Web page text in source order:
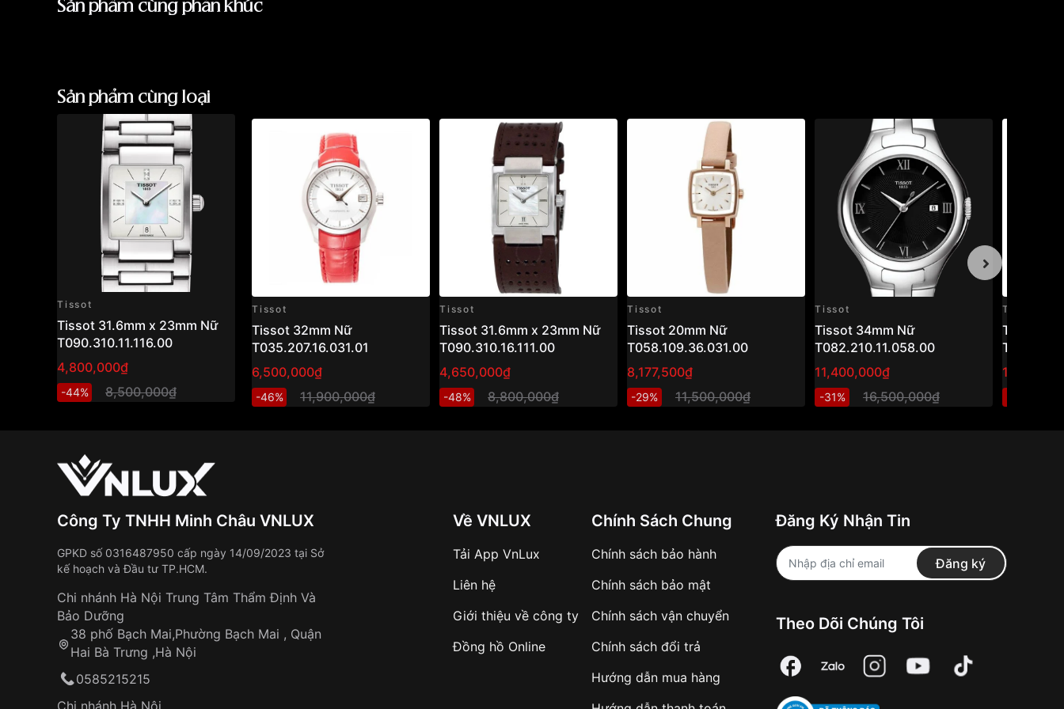
Sản phẩm cùng phân khúc
Sản phẩm cùng loại
Tissot
Tissot 31.6mm x 23mm Nữ
T090.310.11.116.00
4,800,000₫
-44% 8,500,000₫
Tissot
Tissot 32mm Nữ
T035.207.16.031.01
6,500,000₫
-46% 11,900,000₫
Tissot
Tissot 31.6mm x 23mm Nữ
T090.310.16.111.00
4,650,000₫
-48% 8,800,000₫
Tissot
Tissot 20mm Nữ
T058.109.36.031.00
8,177,500₫
-29% 11,500,000₫
Tissot
Tissot 34mm Nữ
T082.210.11.058.00
11,400,000₫
-31% 16,500,000₫
Tissot
Tissot
Công Ty TNHH Minh Châu VNLUX
GPKD số 0316487950 cấp ngày 14/09/2023 tại Sở
kế hoạch và Đầu tư TP.HCM.
Chi nhánh Hà Nội Trung Tâm Thẩm Định Và
Bảo Dưỡng
38 phố Bạch Mai,Phường Bạch Mai , Quận
Hai Bà Trưng ,Hà Nội
0585215215
Chi nhánh Hà Nội
Về VNLUX
Tải App VnLux
Liên hệ
Giới thiệu về công ty
Đồng hồ Online
Chính Sách Chung
Chính sách bảo hành
Chính sách bảo mật
Chính sách vận chuyển
Chính sách đổi trả
Hướng dẫn mua hàng
Đăng Ký Nhận Tin
Đăng ký
Theo Dõi Chúng Tôi